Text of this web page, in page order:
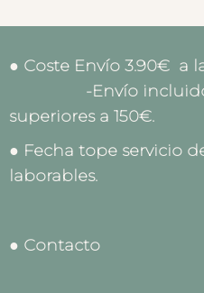
● Coste Envío
-Envío incluido
superiores a 150€.
● Fecha tope servicio
laborables.
● Contacto